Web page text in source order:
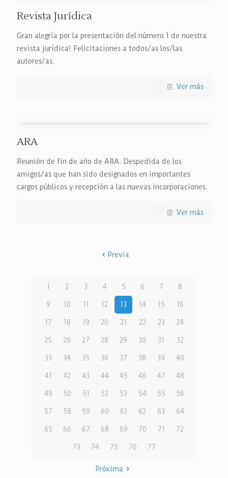
Revista Jurídica
Gran alegría por la presentación del número 1 de nuestra
revista jurídica! Felicitaciones a todos/as los/las
autores/as.
Ver más
ARA
Reunión de fin de año de ARA. Despedida de los
amigos/as que han sido designados en importantes
cargos públicos y recepción a las nuevas incorporaciones.
Ver más
Previa
1 2 3 4 5 6 7 8
9 10 11 12 13 14 15 16
17 18 19 20 21 22 23 24
25 26 27 28 29 30 31 32
33 34 35 36 37 38 39 40
41 42 43 44 45 46 47 48
49 50 51 52 53 54 55 56
57 58 59 60 61 62 63 64
65 66 67 68 69 70 71 72
73 74 75 76 77
Próxima